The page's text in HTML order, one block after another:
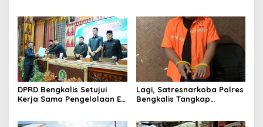
Negeri Junjungan.
Pelaksanaan APBD Tahun
Anggaran 2025
DPRD Bengkalis Setujui
Kerja Sama Pengelolaan E-
Lagi, Satresnarkoba Polres
Bengkalis Tangkap